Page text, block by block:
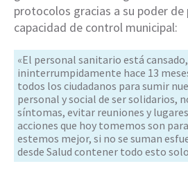
protocolos gracias a su poder de
capacidad de control municipal:
«El personal sanitario está
ininterrumpidamente hace 13
todos los ciudadanos para sumir
personal y social de ser solidarios,
síntomas, evitar reuniones y
acciones que hoy tomemos son
estemos mejor, si no se suman
desde Salud contener todo esto